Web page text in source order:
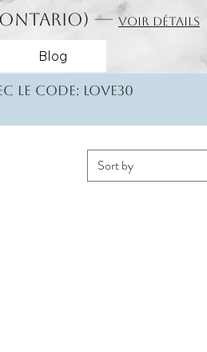
Ontario) —Voir détails
Blog
le code: love30
Sort by